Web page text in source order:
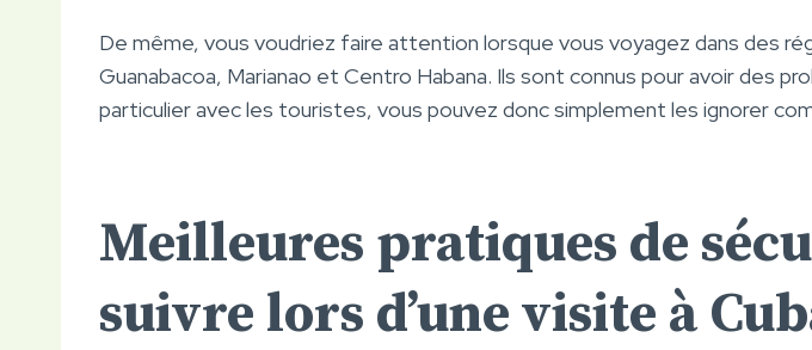
De même, vous voudriez faire attention lorsque vous voyagez dans des
Guanabacoa, Marianao et Centro Habana. Ils sont connus pour avoir des
particulier avec les touristes, vous pouvez donc simplement les ignorer
Meilleures pratiques de
suivre lors d’une visite à